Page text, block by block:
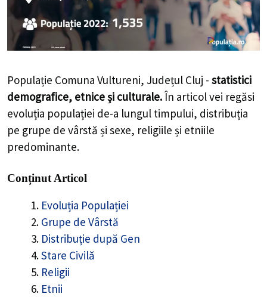
Populație Comuna Vultureni, Județul Cluj - statistici
demografice, etnice și culturale.În articol vei regăsi
evoluția populației de-a lungul timpului, distribuția
pe grupe de vârstă și sexe, religiile și etniile
predominante.
Conținut Articol
Evoluția Populației
Grupe de Vârstă
Distribuție după Gen
Stare Civilă
Religii
Etnii